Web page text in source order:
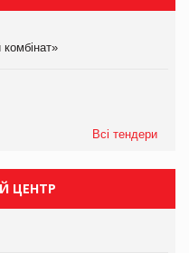
Всі тендери
ЦЕНТР